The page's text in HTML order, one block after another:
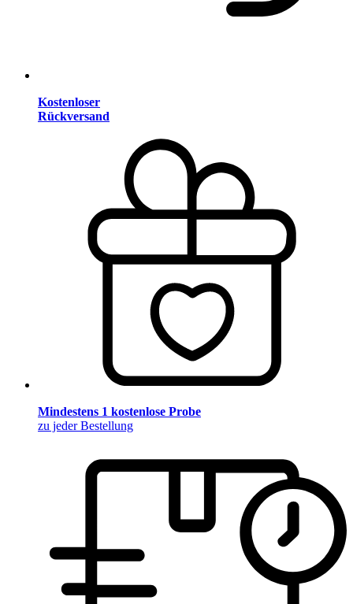
Kostenloser
Rückversand
Mindestens 1 kostenlose Probe
zu jeder Bestellung